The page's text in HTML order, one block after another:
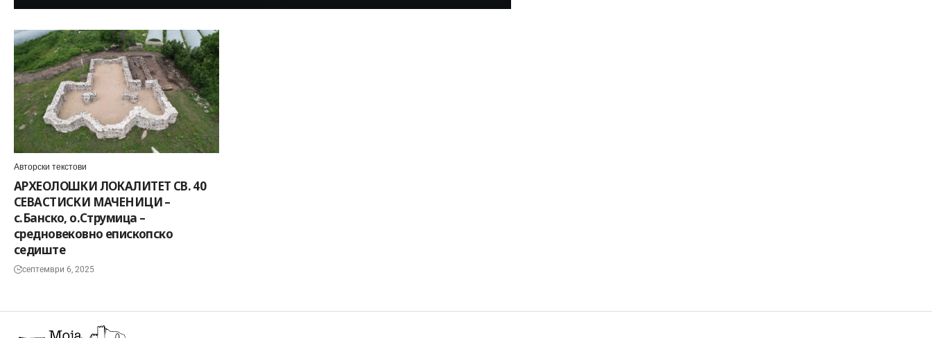
Авторски текстови
АРХЕОЛОШКИ ЛОКАЛИТЕТ СВ. 40
СЕВАСТИСКИ МАЧЕНИЦИ –
с.Банско, о.Струмица –
средновековно епископско
седиште
септември 6, 2025